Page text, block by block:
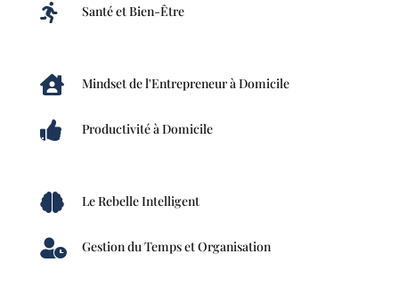
 Santé et Bien-Être
 Mindset de l'Entrepreneur à Domicile
 Productivité à Domicile
 Le Rebelle Intelligent
 Gestion du Temps et Organisation